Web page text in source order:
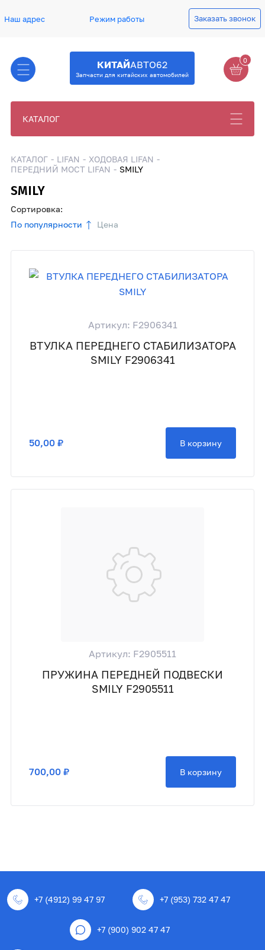
Наш адрес Режим работы Заказать звонок
КИТАЙАВТО62
Запчасти для китайских автомобилей
0
КАТАЛОГ
КАТАЛОГ LIFAN
ХОДОВАЯ LIFAN
ПЕРЕДНИЙ МОСТ LIFAN
SMILY
SMILY
Сортировка:
По популярности
Цена
Артикул: F2906341
ВТУЛКА ПЕРЕДНЕГО СТАБИЛИЗАТОРА
SMILY F2906341
50,00 ₽ В корзину
Артикул: F2905511
ПРУЖИНА ПЕРЕДНЕЙ ПОДВЕСКИ
SMILY F2905511
700,00 ₽ В корзину
+7 (4912) 99 47 97 +7 (953) 732 47 47
+7 (900) 902 47 47